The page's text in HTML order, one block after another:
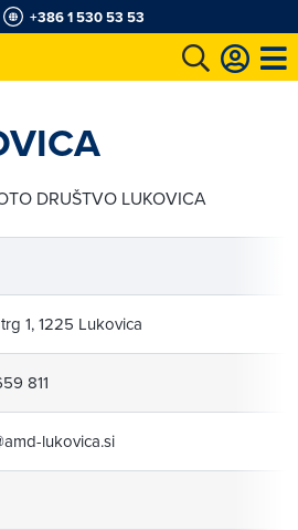
+386 1 530 53 53
DRUŠTVO LUKOVICA
1, 1225 Lukovica
811
lukovica.si